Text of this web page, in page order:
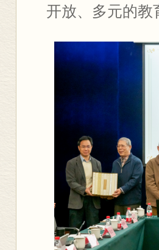
开放、多元的教